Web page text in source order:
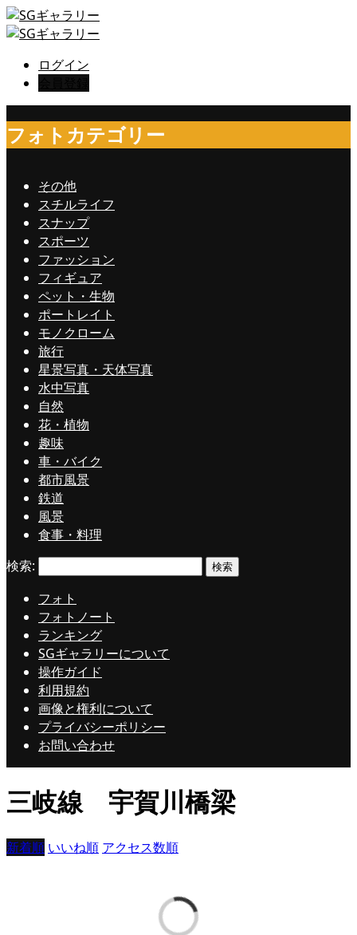
ログイン
フォトカテゴリー
その他
スチルライフ
スナップ
スポーツ
ファッション
フィギュア
ペット・生物
ポートレイト
モノクローム
旅行
星景写真・天体写真
水中写真
自然
花・植物
趣味
車・バイク
都市風景
鉄道
風景
食事・料理
フォト
フォトノート
ランキング
SGギャラリーについて
操作ガイド
利用規約
画像と権利について
プライバシーポリシー
お問い合わせ
検索:
三岐線 宇賀川橋梁
新着順 いいね順 アクセス数順